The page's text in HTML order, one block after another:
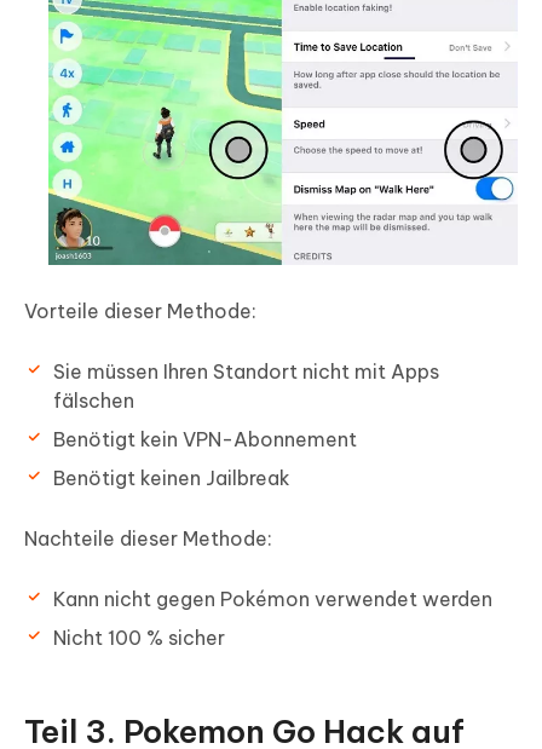
Vorteile dieser Methode:
Sie müssen Ihren Standort nicht mit Apps
fälschen
Benötigt kein VPN-Abonnement
Benötigt keinen Jailbreak
Nachteile dieser Methode:
Kann nicht gegen Pokémon verwendet werden
Nicht 100 % sicher
Teil 3. Pokemon Go Hack auf